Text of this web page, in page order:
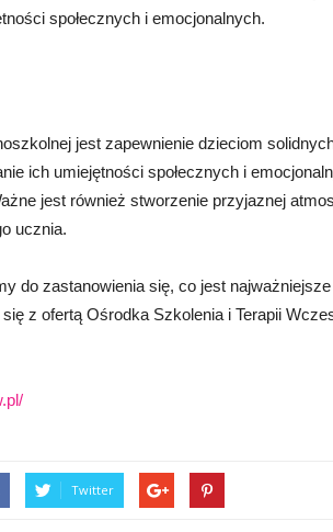
społecznych i emocjonalnych.
jest zapewnienie dzieciom
ich umiejętności społecznych i
jest również stworzenie przyjaznej
ucznia.
do zastanowienia się, co jest
z ofertą Ośrodka Szkolenia i Terapii
Twitter